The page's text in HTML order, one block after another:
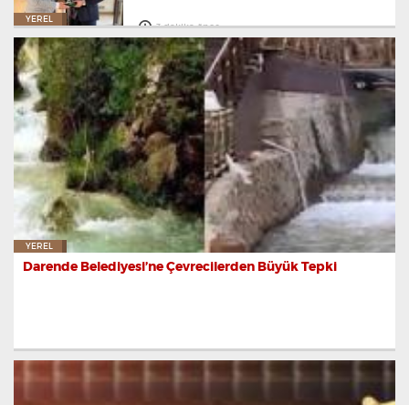
YEREL
3 dakika önce
YEREL
Darende Belediyesi’ne Çevrecilerden Büyük Tepki